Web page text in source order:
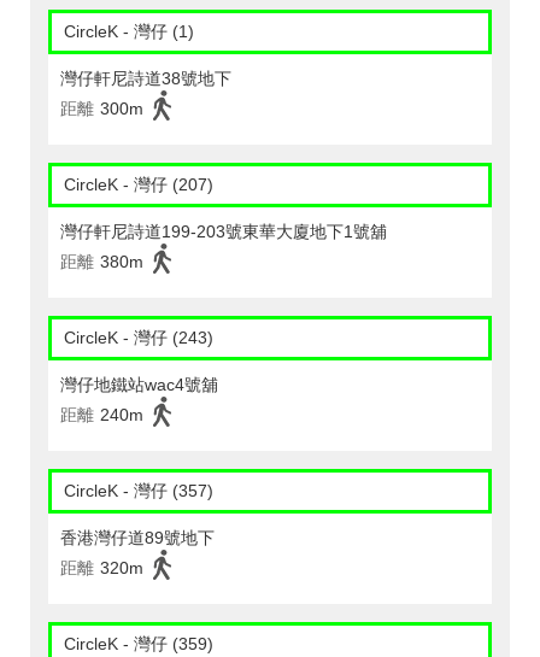
CircleK - 灣仔 (1)
灣仔軒尼詩道38號地下
距離 300m
CircleK - 灣仔 (207)
灣仔軒尼詩道199-203號東華大廈地下1號舖
距離 380m
CircleK - 灣仔 (243)
灣仔地鐵站wac4號舖
距離 240m
CircleK - 灣仔 (357)
香港灣仔道89號地下
距離 320m
CircleK - 灣仔 (359)